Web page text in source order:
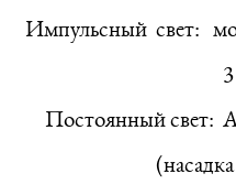
Импульсный свет:
Постоянный свет: